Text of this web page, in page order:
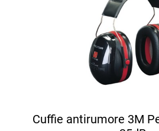
Cuffie antirumore 3M